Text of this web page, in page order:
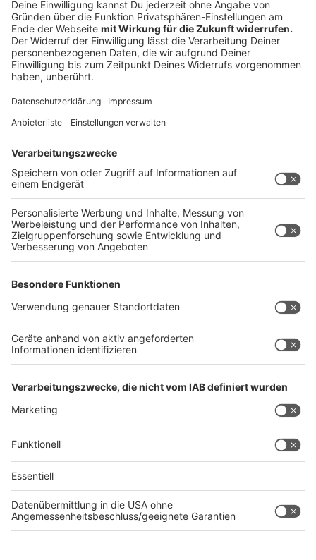
Das ist der Kitchen Club by Nelson Müller:
Anzeige
Bei euch läuft das Radio in der Küche, bei uns die
Küche im Radio. Starkoch Nelson Müller lädt uns
er uns täglich mit raffinierten Rezepten zum
Nachkochen oder Nachkochen lassen. Nelson nimmt
uns mit in seine Küche und weiht uns in die
Geheimnisse eines bekannten Profikochs ein. Der
Kitchen Club by Nelson Müller ist etwas für alle
Gourmets und Gourmüsen. Für alle von euch, die
wissen, dass Kardamom ein Gewürz ist und kein
Ersatzteil fürs Auto. Das ist "Foodtainment" der
kann. Serviert in eurem Lieblingsradio. Bon Appetit -
oder wie Nelson es sagt: "Macht nix, wenn's
schmeckt!"
Terminen.
Anzeige